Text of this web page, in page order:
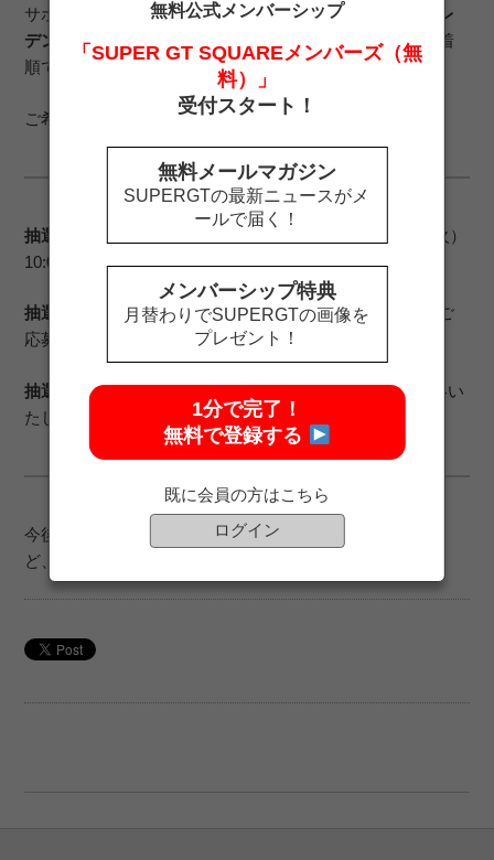
サポーターズクラブでは駐車券の販売を行いますが、
クレ
デンシャルパス所持者限定・抽選販売
となります。（先着
順ではございません）
ご希望の方は、受付期間内にお申し込みください。
抽選受付期間：
2019年2月15日（金）10:00～2月19日（火）
10:00
抽選応募方法： チケットページより、応募フォームからご
応募ください。
抽選結果：当選者には2月21日（木）にメールにてご連絡い
たします。
今後とも、SUPER GTサポーターズクラブをご愛顧のほ
ど、よろしくお願いいたします。
無料公式メンバーシップ
「SUPER GT SQUAREメンバーズ（無
料）」
受付スタート！
無料メールマガジン
SUPERGTの最新ニュースがメ
ールで届く！
メンバーシップ特典
月替わりでSUPERGTの画像を
プレゼント！
1分で完了！
無料で登録する
既に会員の方はこちら
ログイン